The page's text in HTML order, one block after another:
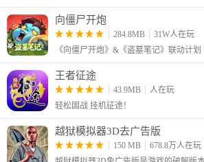
游戏攻略
一、新手怎么玩？（图文教程）
1、打开炸弹小分队官方最新版，首页可以查
还可以查看自己的战斗回放。
向僵尸开炮
284.8MB
31W人在玩
《向僵尸开炮》&《盗墓笔记》联动计划
王者征途
43.9MB
人在玩
轻松国战 挂机征途！
越狱模拟器3D去广告版
150 MB
678.8万人在玩